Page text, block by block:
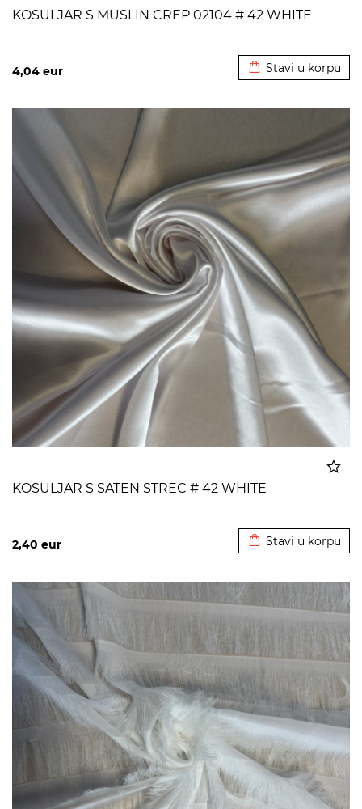
KOSULJAR S MUSLIN CREP 02104 # 42 WHITE
4,04 eur Stavi u korpu
KOSULJAR S SATEN STREC # 42 WHITE
2,40 eur Stavi u korpu